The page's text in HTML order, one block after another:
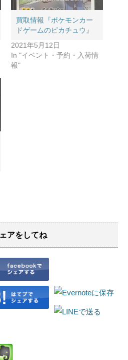
買取情報『ポケモンカー
ドゲームのピカチュウ』
2021年5月12日
In "イベント・予約・入荷情
報"
アをしてね